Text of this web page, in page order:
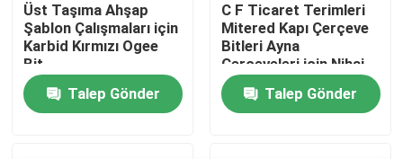
Kalite kontrol
Bize ulaşın
Üst Taşıma Ahşap
Şablon Çalışmaları için
Karbid Kırmızı Ogee
Bit
Talep Gönder
C F Ticaret Terimleri
Mitered Kapı Çerçeve
Bitleri Ayna
Çerçeveleri için Nihai
Çözüm Taç Kalıpları
Sandalye Rayları ve
Daha Fazlası
Talep Gönder